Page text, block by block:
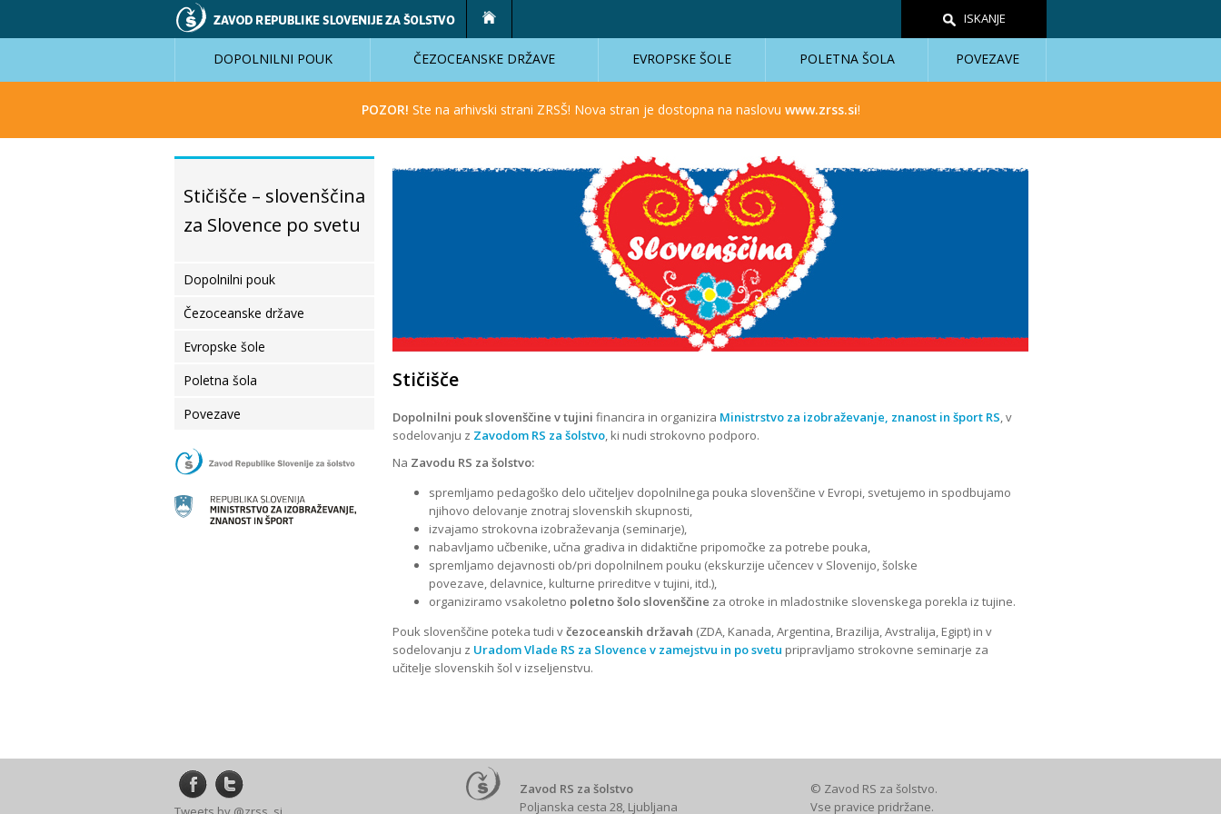
ISKANJE
DOPOLNILNI POUK ČEZOCEANSKE DRŽAVE EVROPSKE ŠOLE POLETNA ŠOLA POVEZAVE
POZOR! Ste na arhivski strani ZRSŠ! Nova stran je dostopna na naslovu www.zrss.si!
Stičišče – slovenščina
za Slovence po svetu
Dopolnilni pouk
Čezoceanske države
Evropske šole
Poletna šola
Povezave
Stičišče
Dopolnilni pouk slovenščine v tujini financira in organizira Ministrstvo za izobraževanje, znanost in šport RS, v
sodelovanju z Zavodom RS za šolstvo, ki nudi strokovno podporo.
Na Zavodu RS za šolstvo:
spremljamo pedagoško delo učiteljev dopolnilnega pouka slovenščine v Evropi, svetujemo in spodbujamo
njihovo delovanje znotraj slovenskih skupnosti,
izvajamo strokovna izobraževanja (seminarje),
nabavljamo učbenike, učna gradiva in didaktične pripomočke za potrebe pouka,
spremljamo dejavnosti ob/pri dopolnilnem pouku (ekskurzije učencev v Slovenijo, šolske
povezave, delavnice, kulturne prireditve v tujini, itd.),
organiziramo vsakoletno poletno šolo slovenščine za otroke in mladostnike slovenskega porekla iz tujine.
Pouk slovenščine poteka tudi včezoceanskih državah (ZDA, Kanada, Argentina, Brazilija, Avstralija, Egipt) in v
sodelovanju z Uradom Vlade RS za Slovence v zamejstvu in po svetu pripravljamo strokovne seminarje za
učitelje slovenskih šol v izseljenstvu.
Zavod RS za šolstvo
Poljanska cesta 28, Ljubljana
© Zavod RS za šolstvo.
Vse pravice pridržane.